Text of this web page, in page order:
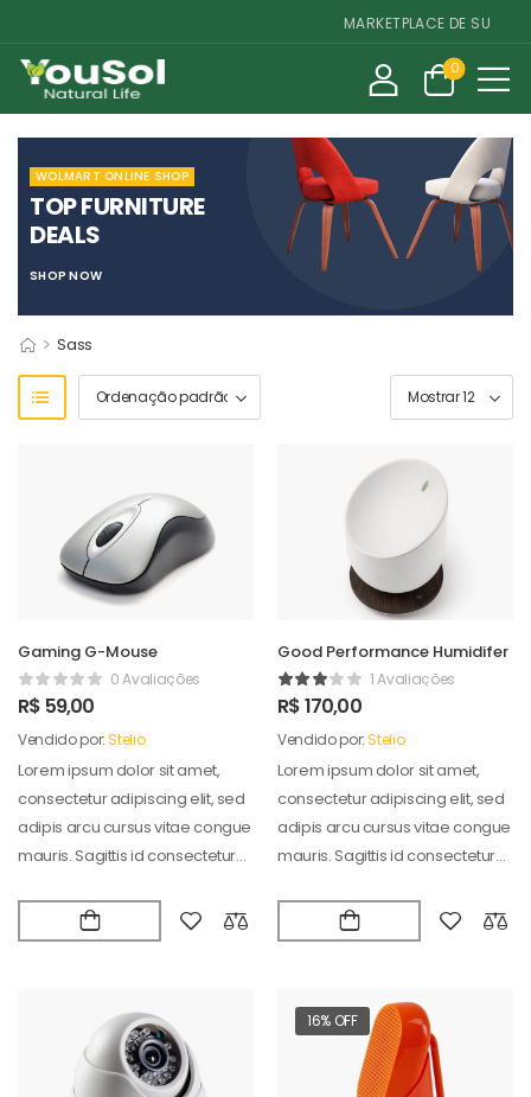
MARKETPLACE DE
0
WOLMART ONLINE SHOP
TOP FURNITURE
DEALS
SHOP NOW
> Sass
Gaming G-Mouse
0 Avaliações
R$ 59,00
Vendido por:Stelio
Lorem ipsum dolor sit amet,
consectetur adipiscing elit, sed
adipis arcu cursus vitae congue
mauris. Sagittis id consectetur
Good Performance Humidifer
1 Avaliações
R$170,00
Vendido por:Stelio
Lorem ipsum dolor sit amet,
consectetur adipiscing elit, sed
adipis arcu cursus vitae congue
mauris. Sagittis id consectetur
16% OFF